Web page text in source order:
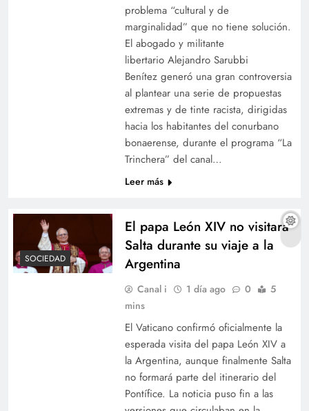
problema “cultural y de
marginalidad” que no tiene solución.
El abogado y militante
libertario Alejandro Sarubbi
Benítez generó una gran controversia
al plantear una serie de propuestas
extremas y de tinte racista, dirigidas
hacia los habitantes del conurbano
bonaerense, durante el programa “La
Trinchera” del canal…
Leer más
SOCIEDAD
El papa León XIV no visitará
Salta durante su viaje a la
Argentina
Canal i 1 día ago 0
5
mins
El Vaticano confirmó oficialmente la
esperada visita del papa León XIV a
la Argentina, aunque finalmente Salta
no formará parte del itinerario del
Pontífice. La noticia puso fin a las